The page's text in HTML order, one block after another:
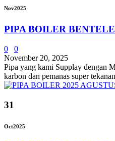
Nov2025
PIPA BOILER
0
0
November 20, 2025
Pipa yang kami Supplay dengan
karbon dan pemanas super
31
Oct2025